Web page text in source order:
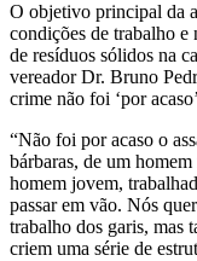
O objetivo principal da
condições de trabalho e
de resíduos sólidos na
vereador Dr. Bruno
crime não foi ‘por
“Não foi por acaso o
bárbaras, de um
homem jovem,
passar em vão. Nós
trabalho dos garis, mas
criem uma série de